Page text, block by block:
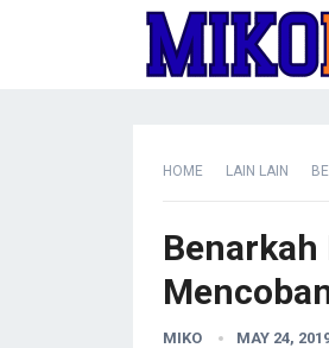
HOME LAIN LAIN
MIKO MAY 24,